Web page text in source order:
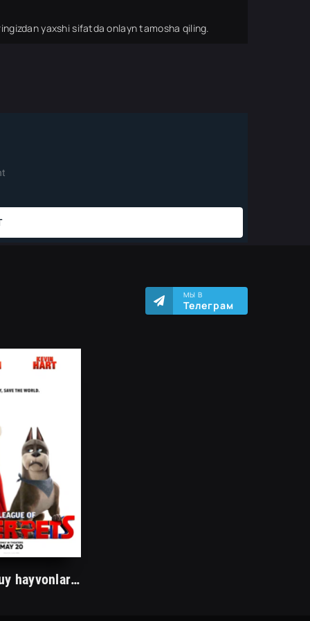
yaxshi sifatda onlayn tamosha qiling.
МЫ В
Телеграм
DC super uy hayvonlar ligasi / super qahramonlar Multfilm